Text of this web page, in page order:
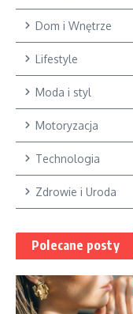
Dom i Wnętrze
Lifestyle
Moda i styl
Motoryzacja
Technologia
Zdrowie i Uroda
Polecane posty